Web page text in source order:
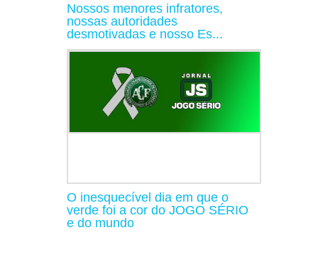
Nossos menores infratores,
nossas autoridades
desmotivadas e nosso Es...
O inesquecível dia em que o
verde foi a cor do JOGO SÉRIO
e do mundo